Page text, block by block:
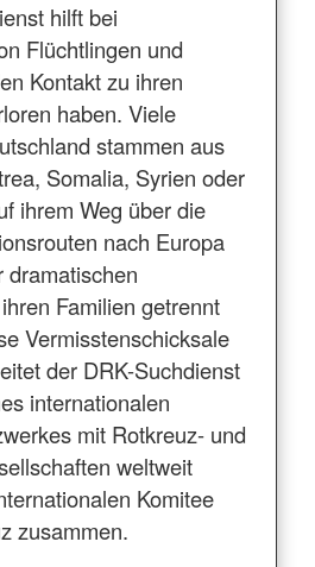
hilft bei
Flüchtlingen und
Kontakt zu ihren
haben. Viele
stammen aus
Somalia, Syrien oder
ihrem Weg über die
nach Europa
dramatischen
Familien getrennt
Vermisstenschicksale
der DRK-Suchdienst
internationalen
mit Rotkreuz- und
weltweit
Komitee
zusammen.